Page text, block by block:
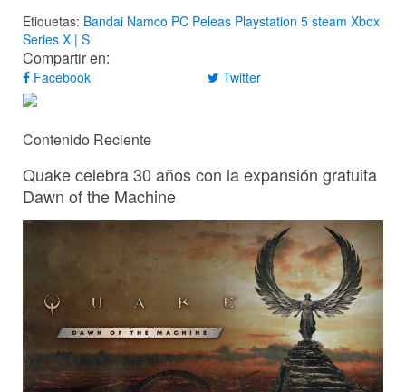
Etiquetas: Bandai Namco PC Peleas Playstation 5 steam Xbox
Series X | S
Compartir en:
Facebook Twitter
Contenido Reciente
Quake celebra 30 años con la expansión gratuita
Dawn of the Machine